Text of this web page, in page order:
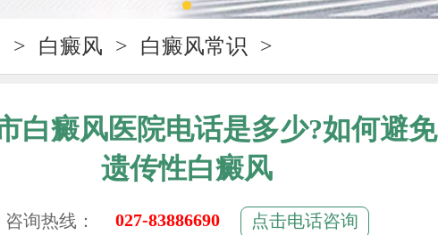
> 白癜风 > 白癜风常识 >
白癜风医院电话是多少?如何避免
遗传性白癜风
咨询热线： 027-83886690 点击电话咨询